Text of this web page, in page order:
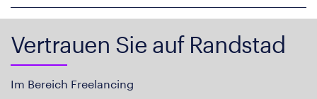
Vertrauen Sie auf Randstad
Im Bereich Freelancing